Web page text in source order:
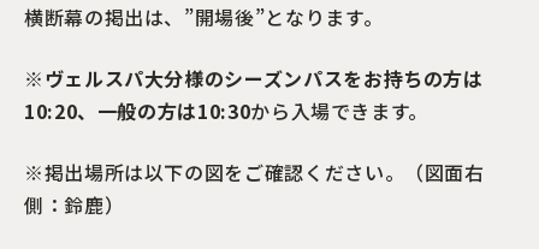
横断幕の掲出は、”開場後”となります。
※ヴェルスパ大分様のシーズンパスをお持ちの方は
10:20、一般の方は10:30から入場できます。
※掲出場所は以下の図をご確認ください。（図面右
側：鈴鹿）